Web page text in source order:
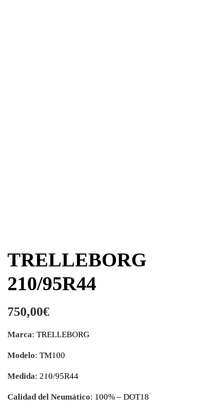
TRELLEBORG
210/95R44
750,00€
Marca: TRELLEBORG
Modelo: TM100
Medida: 210/95R44
Calidad del Neumático: 100% – DOT18